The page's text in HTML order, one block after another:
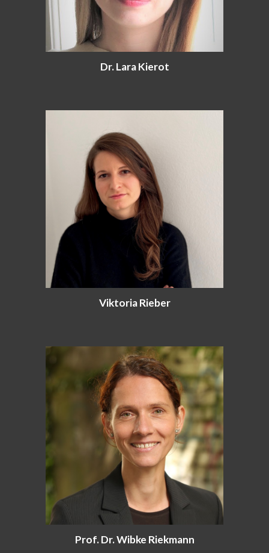
Dr. Lara Kierot
Viktoria Rieber
Prof. Dr. Wibke Riekmann